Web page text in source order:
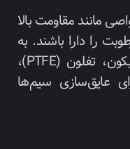
مانند مقاومت بالا
را دارا باشند. به
همین دلیل از موادی مانند سیلیکون، تفلون (PTFE)،
عایق‌سازی سیم‌ها